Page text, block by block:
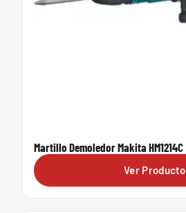
Martillo Demoledor Makita HM1214C
Ver Producto